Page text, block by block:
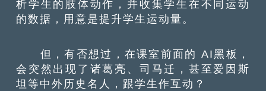
析学生的肢体动作，并收集学生在不同运动
的数据，用意是提升学生运动量。
但，有否想过，在课室前面的 AI黑板，
会突然出现了诸葛亮、司马迁，甚至爱因斯
坦等中外历史名人，跟学生作互动？